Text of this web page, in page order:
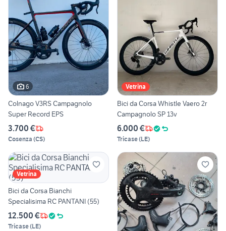
6
Colnago V3RS Campagnolo
Super Record EPS
3.700 €
Cosenza (CS)
Vetrina
Bici da Corsa Whistle Vaero 2r
Campagnolo SP 13v
6.000 €
Tricase(LE)
Vetrina
Bici da Corsa Bianchi
Specialisima RC PANTANI (55)
12.500 €
Tricase(LE)